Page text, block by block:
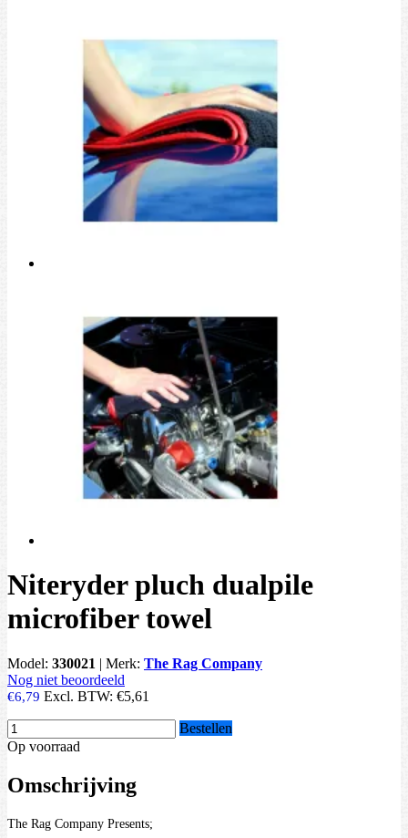
Niteryder pluch dualpile
microfiber towel
Model: 330021 | Merk: The Rag Company
Nog niet beoordeeld
€6,79 Excl. BTW: €5,61
Bestellen
Op voorraad
Omschrijving
The Rag Company Presents;